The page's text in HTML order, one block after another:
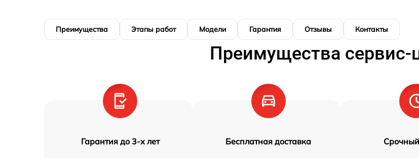
Преимущества Этапы работ Модели Гарантия Отзывы Контакты
Преимущества сервис-
Гарантия до 3-х лет Бесплатная доставка